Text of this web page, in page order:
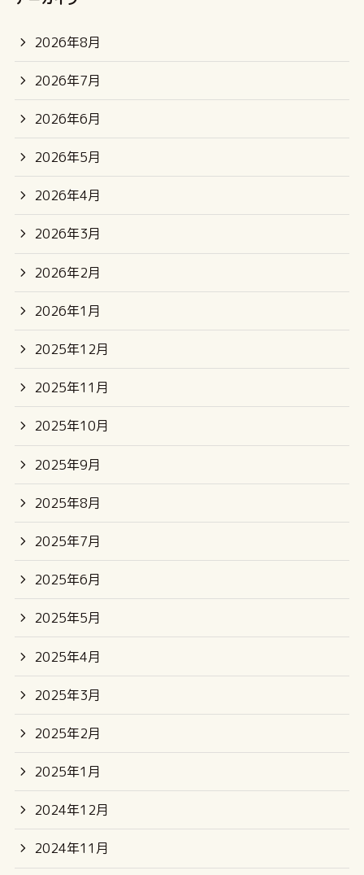
2026年8月
2026年7月
2026年6月
2026年5月
2026年4月
2026年3月
2026年2月
2026年1月
2025年12月
2025年11月
2025年10月
2025年9月
2025年8月
2025年7月
2025年6月
2025年5月
2025年4月
2025年3月
2025年2月
2025年1月
2024年12月
2024年11月